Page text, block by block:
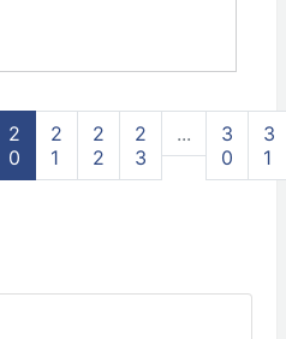
2
0
2
1
2
2
2
3
...
3
0
3
1